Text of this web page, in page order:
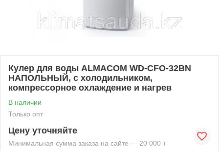
Кулер для воды ALMACOM WD-CFO-32BN
НАПОЛЬНЫЙ, с холодильником,
компрессорное охлаждение и нагрев
В наличии
Только опт
Цену уточняйте
Минимальная сумма заказа на сайте — 20 000 ₸